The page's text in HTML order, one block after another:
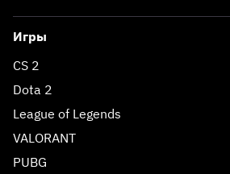
Игры
CS 2
Dota 2
League of Legends
VALORANT
PUBG